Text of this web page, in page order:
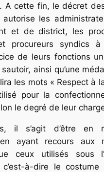
A cette fin, le décret
autorise les
et de district, les
procureurs syndics à
de leurs fonctions
ainsi qu’une
les mots « Respect à
pour la
le degré de leur
il s’agit d’être en
en ayant recours aux
ceux utilisés sous
à-dire le